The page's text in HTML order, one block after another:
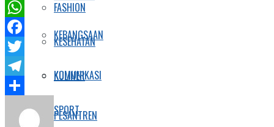
FASHION
KESEHATAN
KULINER
SPORT
KEBANGSAAN
KOMUNIKASI
PESANTREN
WhatsApp
Facebook
Twitter
Telegram
Share